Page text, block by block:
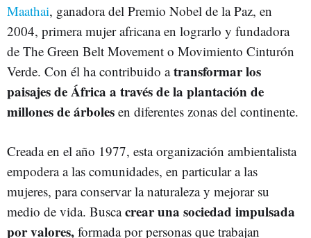
Maathai, ganadora del Premio Nobel de la Paz, en
2004, primera mujer africana en lograrlo y fundadora
de The Green Belt Movement o Movimiento Cinturón
Verde. Con él ha contribuido atransformar los
paisajes de África a través de la plantación de
millones de árboles en diferentes zonas del continente.
Creada en el año 1977, esta organización ambientalista
empodera a las comunidades, en particular a las
mujeres, para conservar la naturaleza y mejorar su
medio de vida. Buscacrear una sociedad impulsada
por valores, formada por personas que trabajan